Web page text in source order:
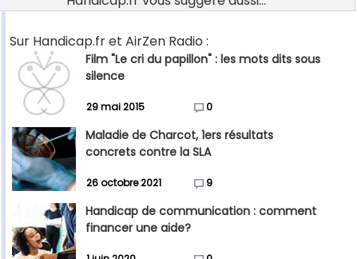
Sur Handicap.fr et AirZen Radio :
Film "Le cri du papillon" : les mots dits sous
silence
29 mai 2015 0
Maladie de Charcot, 1ers résultats
concrets contre la SLA
26 octobre 2021 9
Handicap de communication : comment
financer une aide?